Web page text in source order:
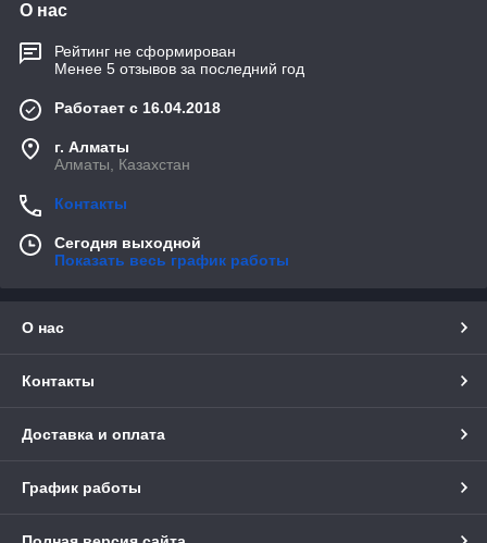
О нас
Рейтинг не сформирован
Менее 5 отзывов за последний год
Работает с 16.04.2018
г. Алматы
Алматы, Казахстан
Контакты
Сегодня выходной
Показать весь график работы
О нас
Контакты
Доставка и оплата
График работы